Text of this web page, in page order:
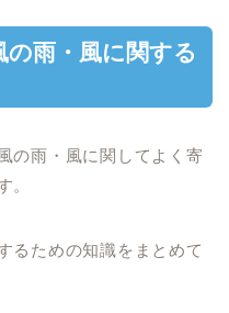
雨・風に関する
の雨・風に関してよく寄
。
るための知識をまとめて